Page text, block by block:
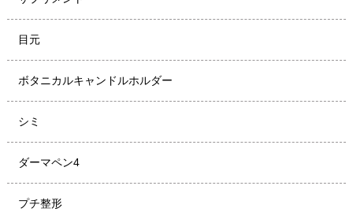
目元
ボタニカルキャンドルホルダー
シミ
ダーマペン4
プチ整形